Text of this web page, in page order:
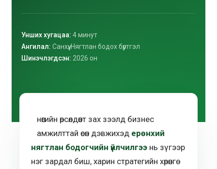
Унших хугацаа: 4 минут
Ангилал: Санхүү, Нягтлан бодох бүртгэл
Шинэчлэгдсэн: 2026 он
нөөгийн өрсөлдөөнт зах зээлд бизнес
амжилттай өсөн дэвжихэд ерөнхий
нягтлан бодогчийн үйлчилгээ нь зүгээр
нэг зардал биш, харин стратегийн хөрөнгө